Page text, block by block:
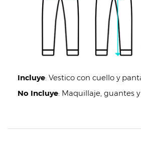
Incluye: Vestico con cuello y
No Incluye: Maquillaje, guantes